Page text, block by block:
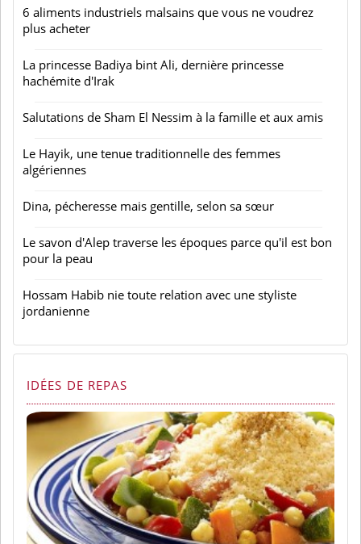
6 aliments industriels malsains que vous ne voudrez
plus acheter
La princesse Badiya bint Ali, dernière princesse
hachémite d'Irak
Salutations de Sham El Nessim à la famille et aux amis
Le Hayik, une tenue traditionnelle des femmes
algériennes
Dina, pécheresse mais gentille, selon sa sœur
Le savon d'Alep traverse les époques parce qu'il est bon
pour la peau
Hossam Habib nie toute relation avec une styliste
jordanienne
IDÉES DE REPAS